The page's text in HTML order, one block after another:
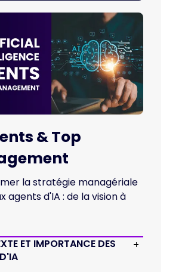
& Top
la stratégie managériale
agents d'IA : de la vision à
ET IMPORTANCE DES